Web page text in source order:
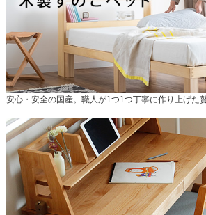
安心・安全の国産。職人が1つ1つ丁寧に作り上げた